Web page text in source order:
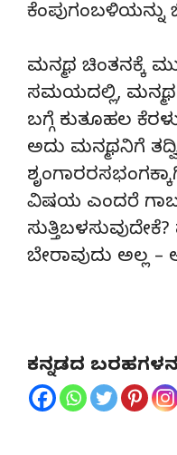
ಕೆಂಪುಗಂಬಳಿಯನ್ನು
ಮನ್ಮಥ ಚಿಂತನಕ್ಕೆ
ಸಮಯದಲ್ಲಿ,
ಬಗ್ಗೆ ಕುತೂಹಲ
ಅದು ಮನ್ಮಥನಿಗೆ
ವಿಷಯ ಎಂದರೆ
ಬೇರಾವುದು ಅಲ್ಲ
ಕನ್ನಡದ